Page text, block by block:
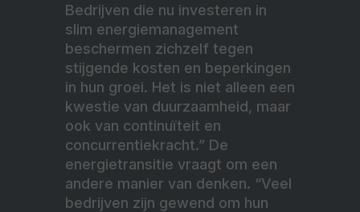
Bedrijven die nu investeren in
slim energiemanagement
beschermen zichzelf tegen
stijgende kosten en beperkingen
in hun groei. Het is niet alleen een
kwestie van duurzaamheid, maar
ook van continuïteit en
concurrentiekracht.” De
energietransitie vraagt om een
andere manier van denken. “Veel
bedrijven zijn gewend om hun